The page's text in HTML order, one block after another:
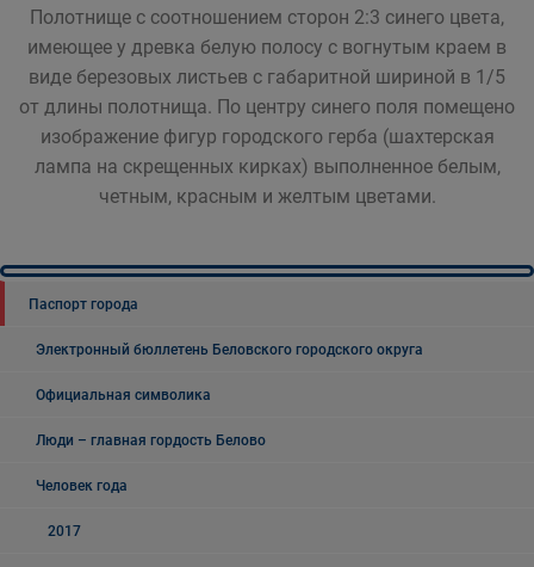
Полотнище с соотношением сторон 2:3 синего цвета,
имеющее у древка белую полосу с вогнутым краем в
виде березовых листьев с габаритной шириной в 1/5
от длины полотнища. По центру синего поля помещено
изображение фигур городского герба (шахтерская
лампа на скрещенных кирках) выполненное белым,
четным, красным и желтым цветами.
Паспорт города
Электронный бюллетень Беловского городского округа
Официальная символика
Люди – главная гордость Белово
Человек года
2017